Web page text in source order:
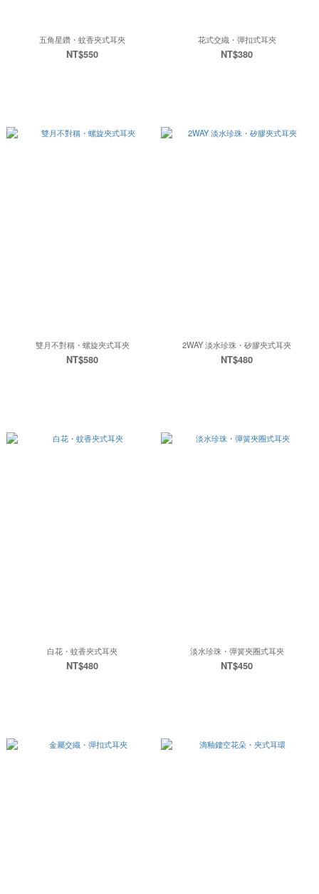
五角星鑽・蚊香夾式耳夾
NT$550
花式交織・彈扣式耳夾
NT$380
雙月不對稱・螺旋夾式耳夾
NT$580
2WAY 淡水珍珠・矽膠夾式耳夾
NT$480
白花・蚊香夾式耳夾
NT$480
淡水珍珠・彈簧夾圈式耳夾
NT$450